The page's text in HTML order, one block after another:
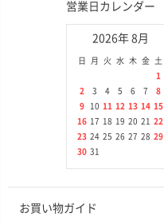
営業日カレンダー
2026年 8月
日 月 火 水 木 金
土
1
2
3 4 5 6 7
8
9
10 11 12 13 14 15
16 17 18 19 20 21
22
23 24 25 26 27 28 29
30 31
お買い物ガイド